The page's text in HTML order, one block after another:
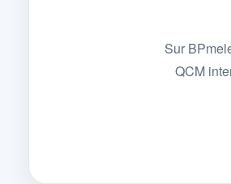
Sur
QCM